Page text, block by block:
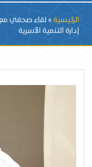
الرئيسية
لقاء صحفي مع
إدارة التنمية الأسرية